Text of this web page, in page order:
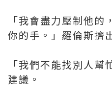
「我會盡力壓制他
你的手。」羅倫斯擠
「我們不能找別人
建議。